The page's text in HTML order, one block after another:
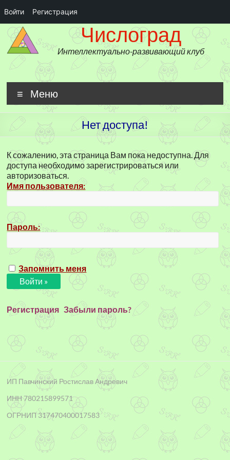
Войти Регистрация
Перейти
содержимому
ЧислоградЧислоград
Интеллектуально-развивающий клуб
Меню
Нет доступа!
К сожалению, эта страница Вам пока недоступна. Для
доступа необходимо зарегистрироваться или
авторизоваться.
Имя пользователя:
Пароль:
Запомнить меня
Регистрация Забыли пароль?
ИП Павчинский Ростислав Андревич
ИНН 780215899571
ОГРНИП 317470400017583